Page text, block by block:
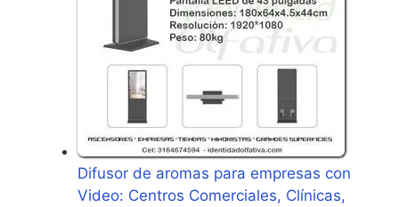
Difusor de aromas para empresas con
Video: Centros Comerciales, Clínicas,